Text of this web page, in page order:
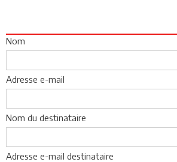
Nom
Adresse e-mail
Nom du destinataire
Adresse e-mail destinataire